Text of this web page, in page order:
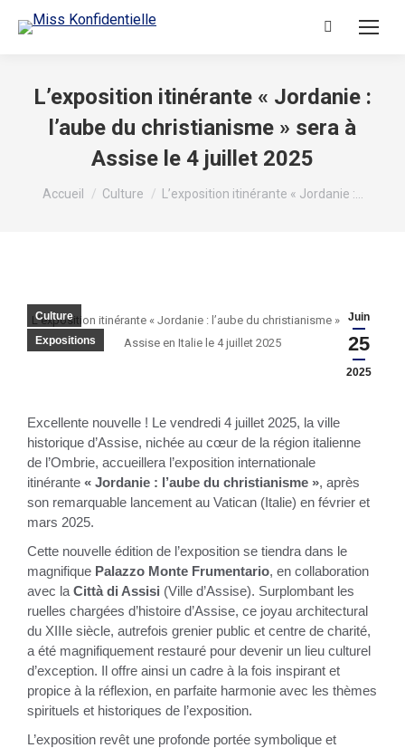
L’exposition itinérante « Jordanie :
l’aube du christianisme » sera à
Assise le 4 juillet 2025
Vous êtes ici :
Accueil Culture L’exposition itinérante « Jordanie :…
Juin
25
2025
Culture
Expositions
L’exposition itinérante « Jordanie : l’aube du christianisme » sera à
Assise en Italie le 4 juillet 2025
Excellente nouvelle ! Le vendredi 4 juillet 2025, la ville
historique d’Assise, nichée au cœur de la région italienne
de l’Ombrie, accueillera l’exposition internationale
itinérante « Jordanie : l’aube du christianisme », après
son remarquable lancement au Vatican (Italie) en février et
mars 2025.
Cette nouvelle édition de l’exposition se tiendra dans le
magnifique Palazzo Monte Frumentario, en collaboration
avec la Città di Assisi (Ville d’Assise). Surplombant les
ruelles chargées d’histoire d’Assise, ce joyau architectural
du XIIIe siècle, autrefois grenier public et centre de charité,
a été magnifiquement restauré pour devenir un lieu culturel
d’exception. Il offre ainsi un cadre à la fois inspirant et
propice à la réflexion, en parfaite harmonie avec les thèmes
spirituels et historiques de l’exposition.
L’exposition revêt une profonde portée symbolique et